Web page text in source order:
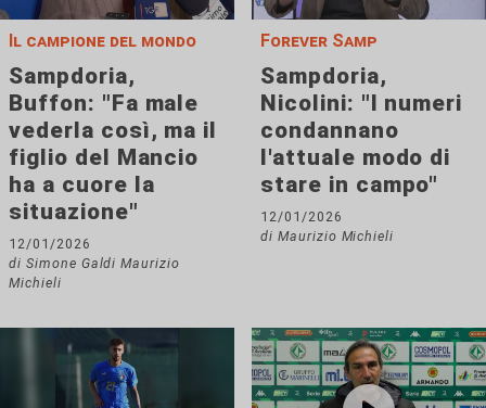
Il campione del mondo
Sampdoria,
Buffon: "Fa male
vederla così, ma il
figlio del Mancio
ha a cuore la
situazione"
12/01/2026
di Simone Galdi Maurizio
Michieli
Forever Samp
Sampdoria,
Nicolini: "I numeri
condannano
l'attuale modo di
stare in campo"
12/01/2026
di Maurizio Michieli